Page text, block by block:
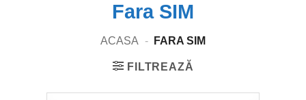
Fara SIM
ACASA - FARA SIM
FILTREAZĂ